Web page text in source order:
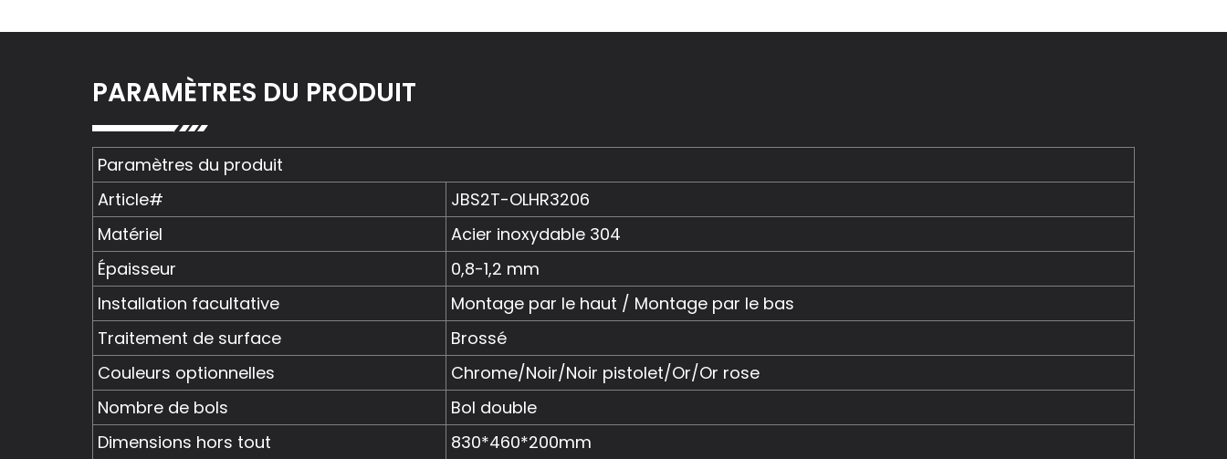
PARAMÈTRES DU PRODUIT
Paramètres du produit
Article#
JBS2T-OLHR3206
Matériel
Acier inoxydable 304
Épaisseur
0,8-1,2 mm
Installation facultative
Montage par le haut / Montage par le bas
Traitement de surface
Brossé
Couleurs optionnelles
Chrome/Noir/Noir pistolet/Or/Or rose
Nombre de bols
Bol double
Dimensions hors tout
830*460*200mm